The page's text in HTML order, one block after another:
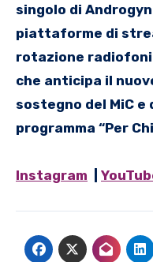
singolo di
piattaforme di
rotazione
che anticipa il
sostegno del MiC e
programma “Per
Instagram